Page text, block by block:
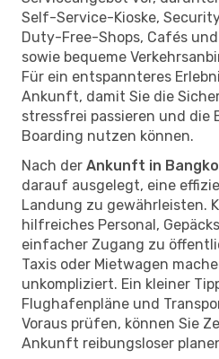
Self-Service-Kioske,
Duty-Free-Shops, Cafés
sowie bequeme
Für ein entspannteres
Ankunft, damit Sie die
stressfrei passieren und die
Boarding nutzen können.
Nach der Ankunft in
darauf ausgelegt, eine
Landung zu gewährleisten.
hilfreiches Personal,
einfacher Zugang zu
Taxis oder Mietwagen
unkompliziert. Ein kleiner
Flughafenpläne und
Voraus prüfen, können Sie
Ankunft reibungsloser